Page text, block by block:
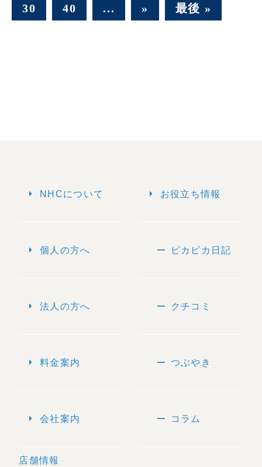
30 40 ... » 最後 »
arrow_right NHCについて
arrow_right 個人の方へ
arrow_right 法人の方へ
arrow_right 料金案内
arrow_right 会社案内
店舗情報
arrow_right お役立ち情報
remove ピカピカ日記
remove クチコミ
remove つぶやき
remove コラム